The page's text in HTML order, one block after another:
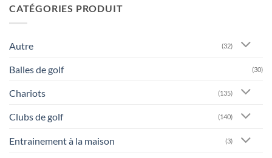
CATÉGORIES PRODUIT
Autre (32)
Balles de golf (30)
Chariots (135)
Clubs de golf (140)
Entrainement à la maison (3)